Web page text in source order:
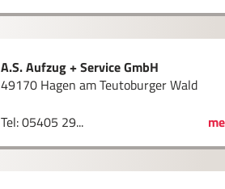
A.S. Aufzug + Service GmbH
49170 Hagen am Teutoburger Wald
Tel: 05405 29...